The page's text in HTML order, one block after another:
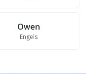
Owen
Engels